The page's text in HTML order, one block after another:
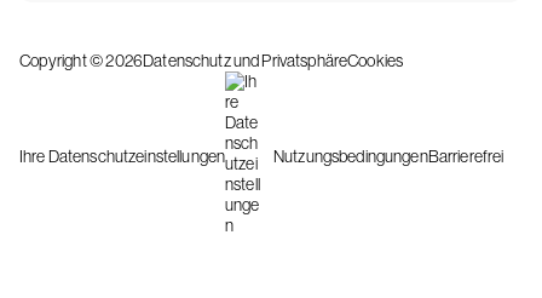
Copyright © 2026Datenschutz und PrivatsphäreCookies
Ihre Datenschutzeinstellungen NutzungsbedingungenBarrierefrei